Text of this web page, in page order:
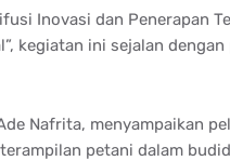
Inovasi dan Penerapan
”, kegiatan ini sejalan dengan
Nafrita, menyampaikan
petani dalam